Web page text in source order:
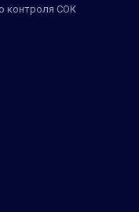
контроля СОК